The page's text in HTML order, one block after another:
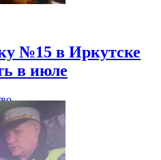
№15 в Иркутске
в июле